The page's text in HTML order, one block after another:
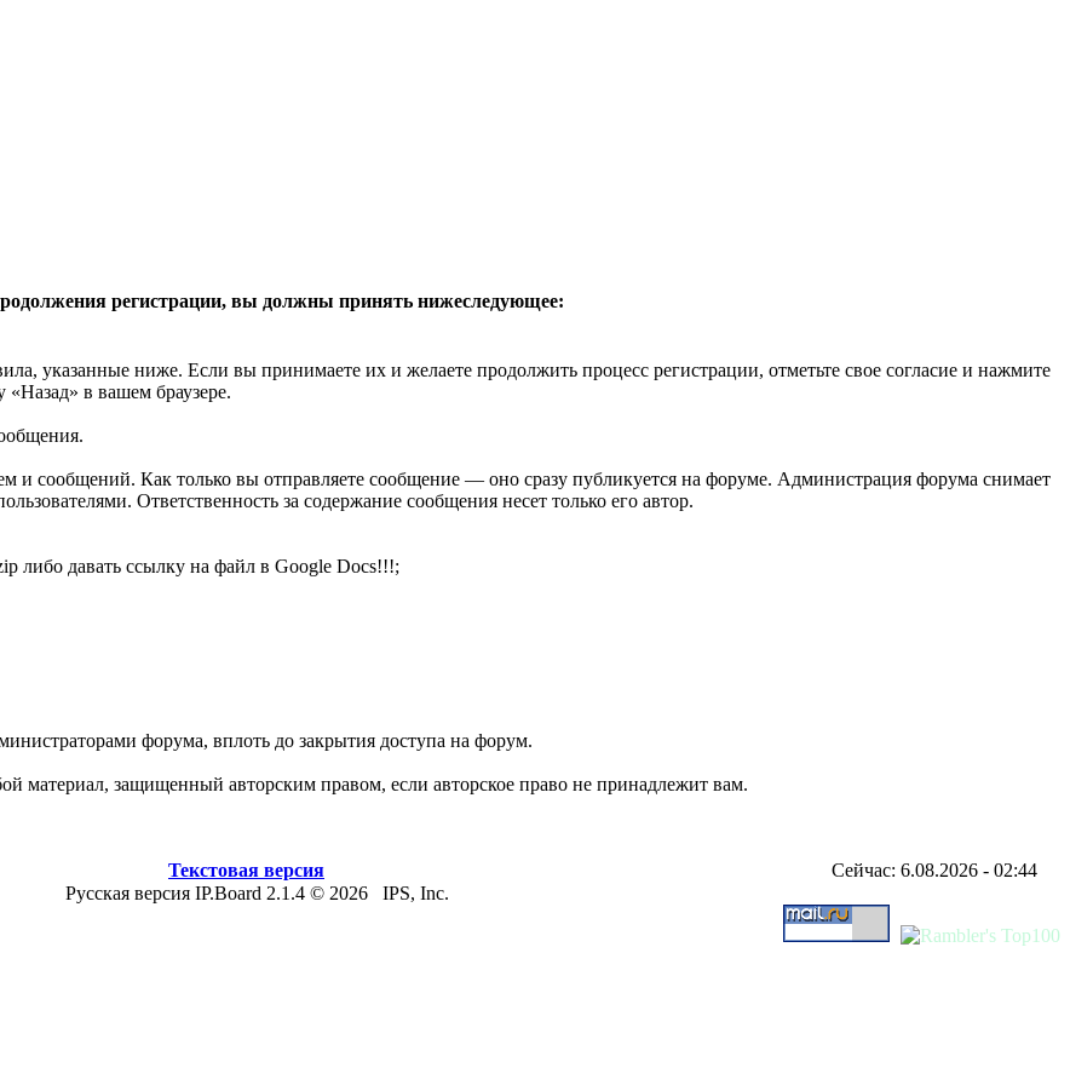
регистрации, вы должны принять нижеследующее:
указанные ниже. Если вы принимаете их и желаете продолжить процесс регистрации, отметьте свое согласие и нажмите
в вашем браузере.
и сообщений. Как только вы отправляете сообщение — оно сразу публикуется на форуме. Администрация форума снимает
Ответственность за содержание сообщения несет только его автор.
либо давать ссылку на файл в Google Docs!!!;
форума, вплоть до закрытия доступа на форум.
материал, защищенный авторским правом, если авторское право не принадлежит вам.
Текстовая версия
Сейчас: 6.08.2026 - 02:44
Русская версия IP.Board 2.1.4 © 2026 IPS, Inc.